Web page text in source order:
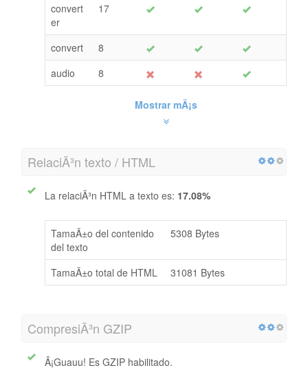
convert
er
17
convert
8
audio
8
Mostrar mÃ¡s
RelaciÃ³n texto / HTML
La relaciÃ³n HTML a texto es: 17.08%
TamaÃ±o del contenido
del texto
5308 Bytes
TamaÃ±o total de HTML 31081 Bytes
CompresiÃ³n GZIP
Â¡Guauu! Es GZIP habilitado.